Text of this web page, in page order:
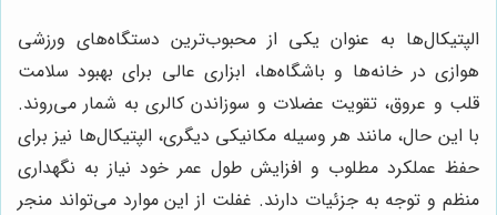
الپتیکال‌ها به عنوان یکی از محبوب‌ترین دستگاه‌های ورزشی
هوازی در خانه‌ها و باشگاه‌ها، ابزاری عالی برای بهبود سلامت
قلب و عروق، تقویت عضلات و سوزاندن کالری به شمار می‌روند.
با این حال، مانند هر وسیله مکانیکی دیگری، الپتیکال‌ها نیز برای
حفظ عملکرد مطلوب و افزایش طول عمر خود نیاز به نگهداری
منظم و توجه به جزئیات دارند. غفلت از این موارد می‌تواند منجر